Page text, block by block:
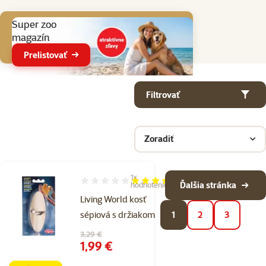
Super zoo
magazín
Prelistovať
Filtrovať
Zoradiť
Produkty v kategorii Doplnkové krmivo a vitamíny
Living World kosť
sépiová s držiakom
Hodnotenie 100%, počet hodnotení: 1
1×
hodnotenie
Pôvodná cena
3,29 €
Cena
1,99 €
1 2 3
Ďalšia stránka